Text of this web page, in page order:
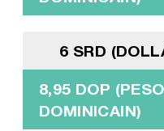
6 SRD
8,95 DOP (PESO
DOMINICAIN)